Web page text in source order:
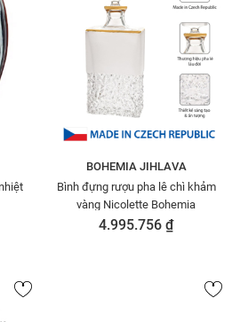
BOHEMIA JIHLAVA
Bình đựng rượu pha lê chì khảm
vàng Nicolette Bohemia
4.995.756 ₫